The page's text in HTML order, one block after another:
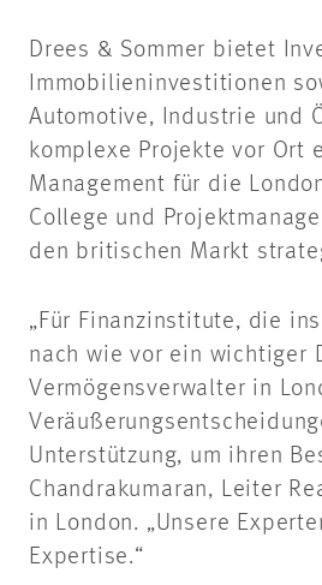
Drees & Sommer bietet
Immobilieninvestitionen
Automotive, Industrie und
komplexe Projekte vor Ort
Management für die
College und
den britischen Markt
„Für Finanzinstitute, die
nach wie vor ein wichtiger
Vermögensverwalter in
Unterstützung, um ihren
Chandrakumaran, Leiter
in London. „Unsere
Expertise.“